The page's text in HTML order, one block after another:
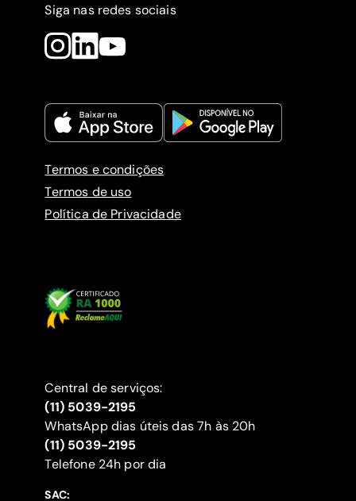
Siga nas redes sociais
Termos e condições
Termos de uso
Política de Privacidade
Central de serviços:
(11) 5039-2195
WhatsApp dias úteis das 7h às 20h
(11) 5039-2195
‍Telefone 24h por dia
SAC: